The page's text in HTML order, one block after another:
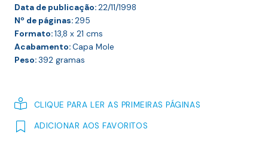
Data de publicação:22/11/1998
Nº de páginas:295
Formato:13,8 x 21 cms
Acabamento:Capa Mole
Peso:392 gramas
CLIQUE PARA LER AS PRIMEIRAS PÁGINAS
ADICIONAR AOS FAVORITOS